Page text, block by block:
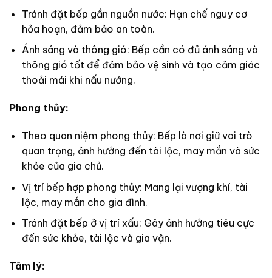
Tránh đặt bếp gần nguồn nước: Hạn chế nguy cơ
hỏa hoạn, đảm bảo an toàn.
Ánh sáng và thông gió: Bếp cần có đủ ánh sáng và
thông gió tốt để đảm bảo vệ sinh và tạo cảm giác
thoải mái khi nấu nướng.
Phong thủy:
Theo quan niệm phong thủy: Bếp là nơi giữ vai trò
quan trọng, ảnh hưởng đến tài lộc, may mắn và sức
khỏe của gia chủ.
Vị trí bếp hợp phong thủy: Mang lại vượng khí, tài
lộc, may mắn cho gia đình.
Tránh đặt bếp ở vị trí xấu: Gây ảnh hưởng tiêu cực
đến sức khỏe, tài lộc và gia vận.
Tâm lý: